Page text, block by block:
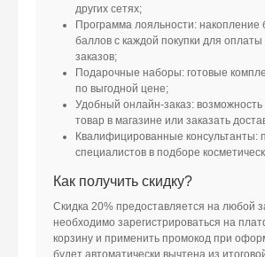
других сетях;
Программа лояльности: накопление
баллов с каждой покупки для
заказов;
Подарочные наборы: готовые
по выгодной цене;
Удобный онлайн-заказ: возможность
товар в магазине или заказать
Квалифицированные консультанты:
специалистов в подборе
Как получить скидку?
Скидка 20% предоставляется на любой
необходимо зарегистрироваться на
корзину и применить промокод при
будет автоматически вычтена из